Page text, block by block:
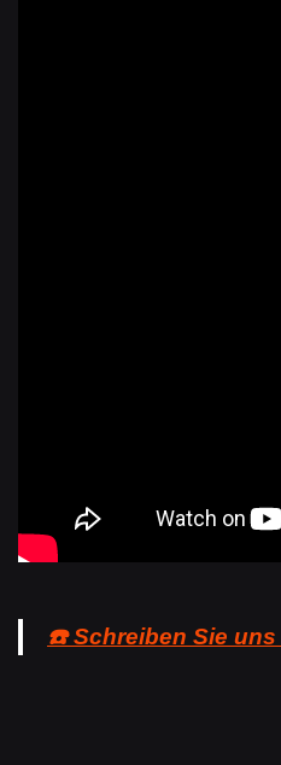
☎️ Schreiben Sie uns